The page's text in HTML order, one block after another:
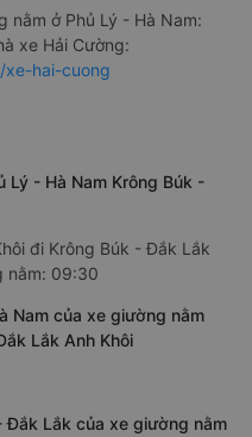
nằm ở Phủ Lý - Hà Nam:
xe Hải Cường:
hai-cuong
Lý - Hà Nam Krông Búk -
đi Krông Búk - Đắk Lắk
nằm: 09:30
Nam của xe giường nằm
Lắk Anh Khôi
Đắk Lắk của xe giường nằm